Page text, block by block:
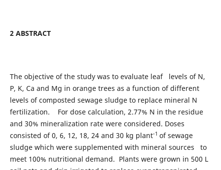
2 ABSTRACT
The objective of the study was to evaluate leaf levels of N,
P, K, Ca and Mg in orange trees as a function of different
levels of composted sewage sludge to replace mineral N
fertilization. For dose calculation, 2.77% N in the residue
and 30% mineralization rate were considered. Doses
consisted of 0, 6, 12, 18, 24 and 30 kg plant-1 of sewage
sludge which were supplemented with mineral sources to
meet 100% nutritional demand. Plants were grown in 500 L